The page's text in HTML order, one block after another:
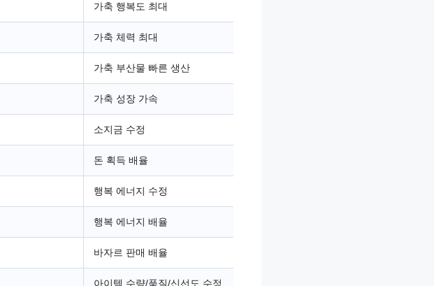
가축 행복도 최대
가축 체력 최대
가축 부산물 빠른 생산
가축 성장 가속
소지금 수정
돈 획득 배율
행복 에너지 수정
행복 에너지 배율
바자르 판매 배율
아이템 수량/품질/신선도 수정